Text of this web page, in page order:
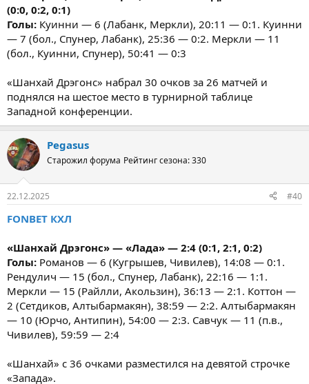
(0:0, 0:2, 0:1)
Голы: Куинни — 6 (Лабанк, Меркли), 20:11 — 0:1. Куинни
— 7 (бол., Спунер, Лабанк), 25:36 — 0:2. Меркли — 11
(бол., Куинни, Спунер), 50:41 — 0:3
«Шанхай Дрэгонс» набрал 30 очков за 26 матчей и
поднялся на шестое место в турнирной таблице
Западной конференции.
Pegasus
Старожил форума Рейтинг сезона: 330
22.12.2025 #40
FONBET КХЛ
«Шанхай Дрэгонс» — «Лада» — 2:4 (0:1, 2:1, 0:2)
Голы: Романов — 6 (Кугрышев, Чивилев), 14:08 — 0:1.
Рендулич — 15 (бол., Спунер, Лабанк), 22:16 — 1:1.
Меркли — 15 (Райлли, Акользин), 36:13 — 2:1. Коттон —
2 (Сетдиков, Алтыбармакян), 38:59 — 2:2. Алтыбармакян
— 10 (Юрчо, Антипин), 54:00 — 2:3. Савчук — 11 (п.в.,
Чивилев), 59:59 — 2:4
«Шанхай» с 36 очками разместился на девятой строчке
«Запада».